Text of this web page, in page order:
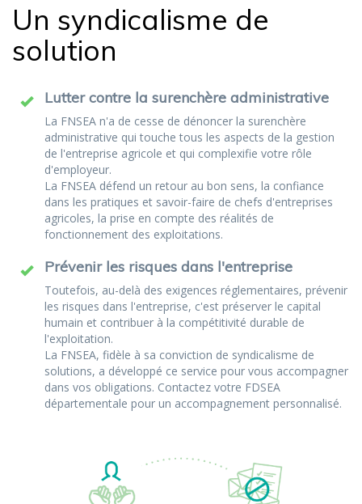
Un syndicalisme de
solution
Lutter contre la surenchère administrative
La FNSEA n'a de cesse de dénoncer la surenchère
administrative qui touche tous les aspects de la gestion
de l'entreprise agricole et qui complexifie votre rôle
d'employeur.
La FNSEA défend un retour au bon sens, la confiance
dans les pratiques et savoir-faire de chefs d'entreprises
agricoles, la prise en compte des réalités de
fonctionnement des exploitations.
Prévenir les risques dans l'entreprise
Toutefois, au-delà des exigences réglementaires, prévenir
les risques dans l'entreprise, c'est préserver le capital
humain et contribuer à la compétitivité durable de
l'exploitation.
La FNSEA, fidèle à sa conviction de syndicalisme de
solutions, a développé ce service pour vous accompagner
dans vos obligations. Contactez votre FDSEA
départementale pour un accompagnement personnalisé.